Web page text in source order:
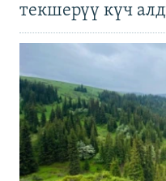
текшерүү күч